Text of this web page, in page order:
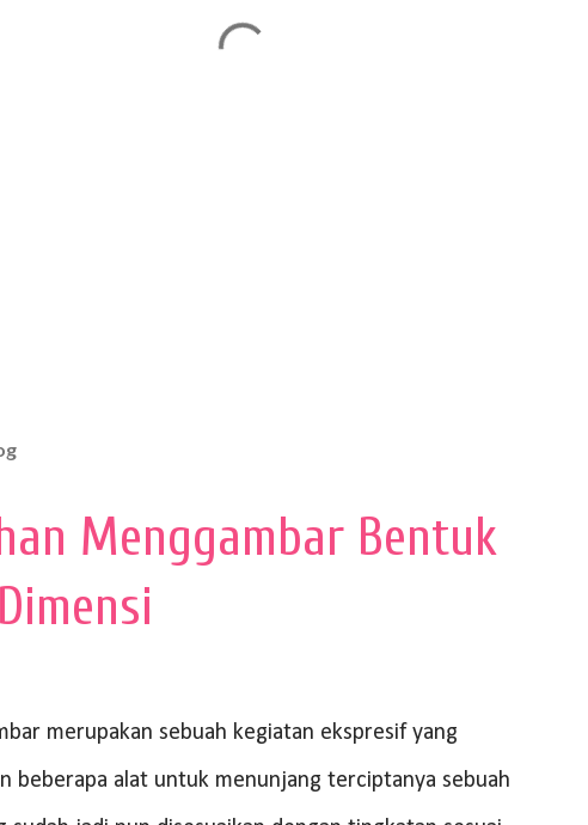
Menggambar Bentuk
merupakan sebuah kegiatan ekspresif yang
beberapa alat untuk menunjang terciptanya sebuah